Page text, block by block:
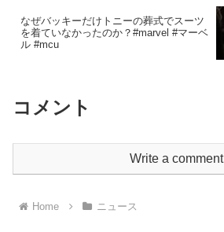
なぜバッキーだけトニーの葬式でスーツ
を着ていなかったのか？#marvel #マーベ
ル #mcu
コメント
Write a comment
Home ニュース